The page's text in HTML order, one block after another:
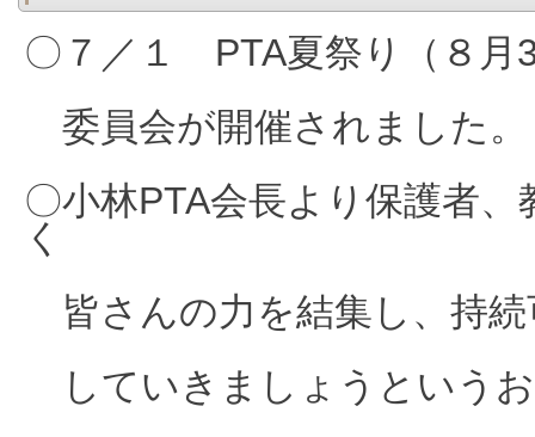
〇７／１ PTA夏祭り（８月
委員会が開催されました。
〇小林PTA会長より保護者
く
皆さんの力を結集し、持続
していきましょうという